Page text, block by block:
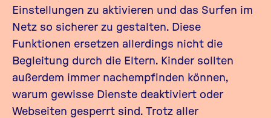
Einstellungen zu aktivieren und das Surfen im
Netz so sicherer zu gestalten. Diese
Funktionen ersetzen allerdings nicht die
Begleitung durch die Eltern. Kinder sollten
außerdem immer nachempfinden können,
warum gewisse Dienste deaktiviert oder
Webseiten gesperrt sind. Trotz aller